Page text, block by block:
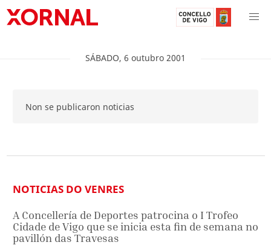
SÁBADO, 6 outubro 2001
Non se publicaron noticias
NOTICIAS DO VENRES
A Concellería de Deportes patrocina o I Trofeo
Cidade de Vigo que se inicia esta fin de semana no
pavillón das Travesas